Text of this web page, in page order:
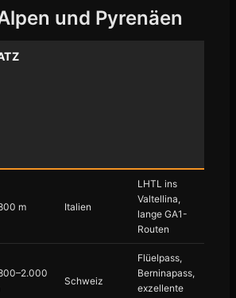
und Pyrenäen
m Italien
LHTL ins
Valtellina,
lange GA1-
Routen
Schweiz
Flüelpass,
Berninapass,
exzellente